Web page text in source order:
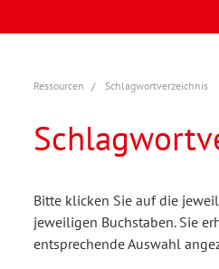
Ressourcen Schlagwortverzeichnis
Bitte klicken Sie auf die
jeweiligen Buchstaben. Sie
entsprechende Auswahl